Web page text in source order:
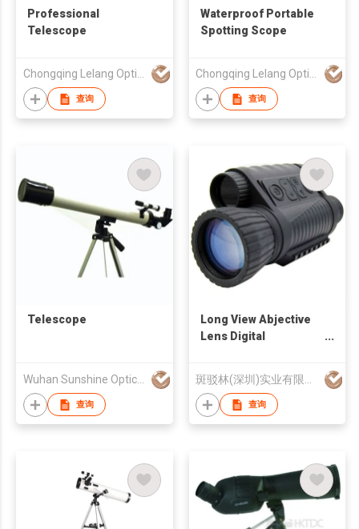
Professional
Telescope
Chongqing Lelang Optical & Electronic Instruments Co., Ltd.
查询
Waterproof Portable
Spotting Scope
Chongqing Lelang Optical & Electronic Instruments Co., Ltd.
查询
Telescope
Wuhan Sunshine Optics Electronics Co., Ltd
查询
Long View Abjective
Lens Digital
斑驳林(深圳)实业有限公司
查询